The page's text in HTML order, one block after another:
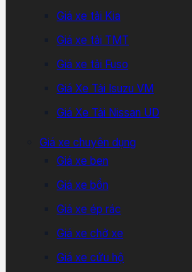
Giá xe tải Kia
Giá xe tải TMT
Giá xe tải Fuso
Giá Xe Tải Isuzu VM
Giá Xe Tải Nissan UD
Giá xe chuyên dụng
Giá xe ben
Giá xe bồn
Giá xe ép rác
Giá xe chở xe
Giá xe cứu hộ